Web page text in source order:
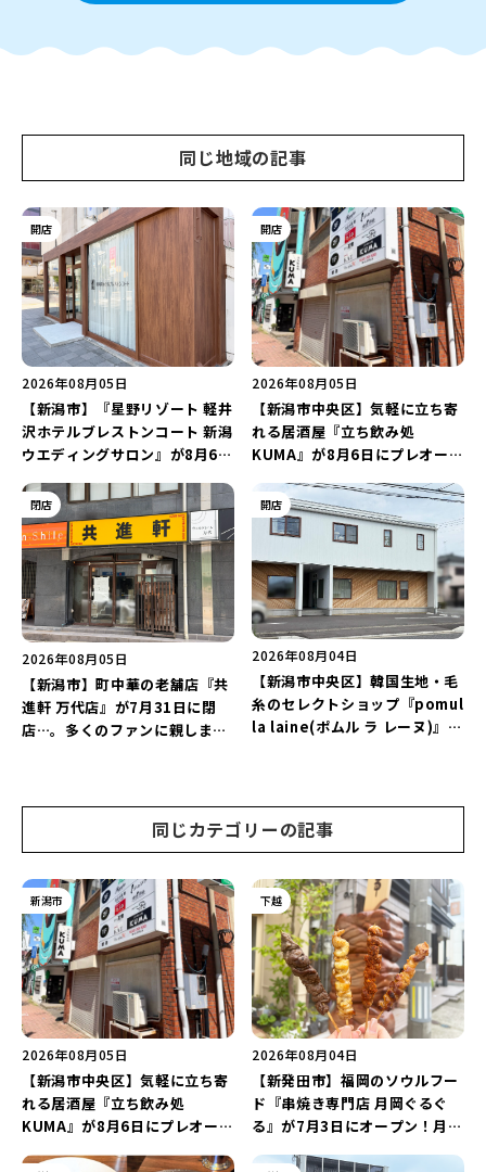
同じ地域の記事
開店
2026年08月05日
【新潟市】『星野リゾート 軽井
沢ホテルブレストンコート 新潟
ウエディングサロン』が8月6日
グを万代で相談しよう♪
開店
2026年08月05日
【新潟市中央区】気軽に立ち寄
れる居酒屋『立ち飲み処
KUMA』が8月6日にプレオープ
額”になるキャンペーンを開催
♪
閉店
2026年08月05日
【新潟市】町中華の老舗店『共
進軒 万代店』が7月31日に閉
店…。多くのファンに親しまれ
開店
2026年08月04日
【新潟市中央区】韓国生地・毛
糸のセレクトショップ『pomul
la laine(ポムル ラ レーヌ)』が
同じカテゴリーの記事
新潟市
2026年08月05日
【新潟市中央区】気軽に立ち寄
れる居酒屋『立ち飲み処
KUMA』が8月6日にプレオープ
下越
2026年08月04日
【新発田市】福岡のソウルフー
ド『串焼き専門店 月岡ぐるぐ
る』が7月3日にオープン！月岡